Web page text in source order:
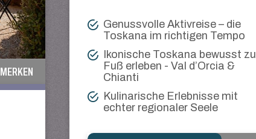
MERKEN
Genussvolle Aktivreise – die
Toskana im richtigen Tempo
Ikonische Toskana bewusst zu
Fuß erleben - Val d’Orcia &
Chianti
Kulinarische Erlebnisse mit
echter regionaler Seele